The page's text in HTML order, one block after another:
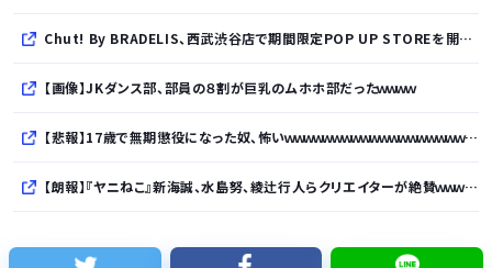
Chut! By BRADELIS、西武渋谷店で期間限定POP UP STOREを開催！全商品展開＆新作10%OFFの特別な6日間
【画像】JKダンス部、部員の８割が巨乳のムホホ部だったｗｗｗｗ
【悲報】17歳で無期懲役になった奴、怖いｗｗｗｗｗｗｗｗｗｗｗｗｗｗｗｗｗｗｗｗｗｗｗｗ
【朗報】『ヤニねこ』新海誠、水島努、綾辻行人らクリエイターが絶賛ｗｗｗｗｗｗｗｗｗ